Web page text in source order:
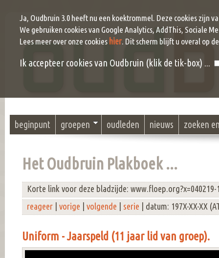
beginpunt groepen oudleden nieuws zoeken
Het Oudbruin Plakboek ...
Korte link voor deze bladzijde: www.floep.org?x=040219-
reageer
vorige volgende serie | datum: 197X-XX-XX
Uniform - Jaarspeld (11 jaar lid van groep).
Ja, Oudbruin 3.0 heeft nu een koektrommel. Deze cookies zijn
We gebruiken cookies van Google Analytics, AddThis, Sociale
Lees meer over onze cookies hier. Dit scherm blijft u overal op
Ik accepteer cookies van Oudbruin (klik de tik-box) ...